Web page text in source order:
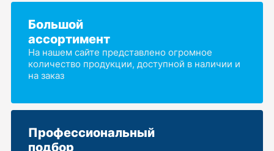
Большой
ассортимент
На нашем сайте представлено огромное
количество продукции, доступной в наличии и
на заказ
Профессиональный
подбор